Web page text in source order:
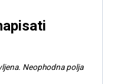
Neophodna polja